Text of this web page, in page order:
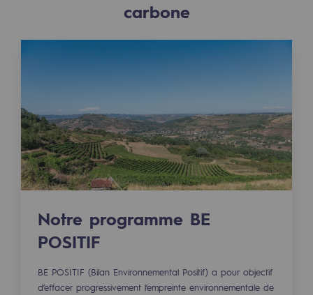
Les énergies d'avenir
Les énergies d'avenir
Gaz renouvelables et procédés durables
Gaz renouvelables et procédés
Pyrogazéification et gazéification
Méthanation
Captage de CO2
Nouveaux usages
Concertations CH4, H2 et CO2
carbone
Notre programme BE
POSITIF
BE POSITIF (Bilan Environnemental Positif) a pour objectif
d’effacer progressivement l’empreinte environnementale de